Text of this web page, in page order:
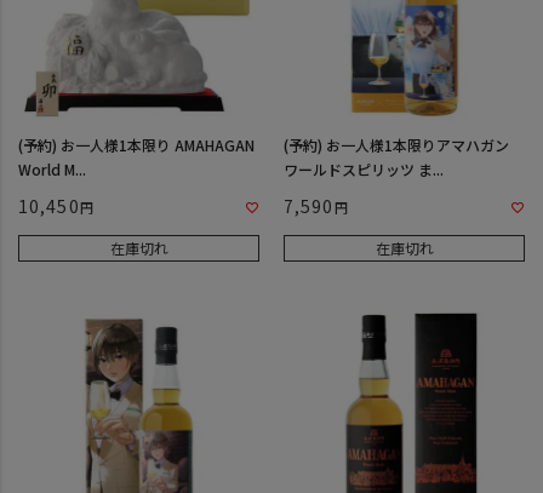
(予約) お一人様1本限り AMAHAGAN
World M...
10,450
在庫切れ
(予約) お一人様1本限りアマハガン
ワールドスピリッツ ま...
7,590
在庫切れ